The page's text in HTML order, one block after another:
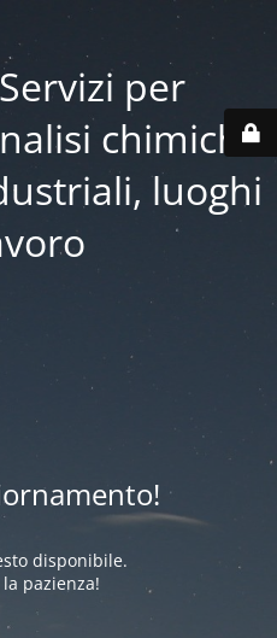
per
chimiche
luoghi
disponibile.
pazienza!